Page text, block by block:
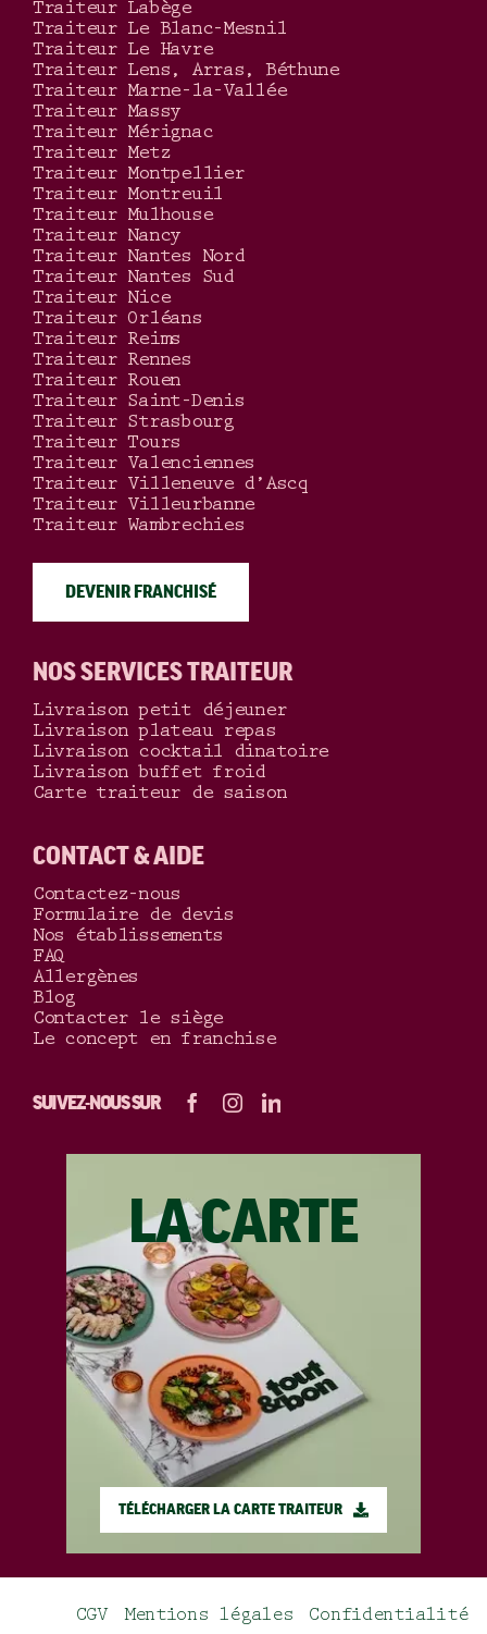
LA CARTE
TÉLÉCHARGER LA CARTE TRAITEUR
Traiteur Labège
Traiteur Le Blanc-Mesnil
Traiteur Le Havre
Traiteur Lens, Arras, Béthune
Traiteur Marne-la-Vallée
Traiteur Massy
Traiteur Mérignac
Traiteur Metz
Traiteur Montpellier
Traiteur Montreuil
Traiteur Mulhouse
Traiteur Nancy
Traiteur Nantes Nord
Traiteur Nantes Sud
Traiteur Nice
Traiteur Orléans
Traiteur Reims
Traiteur Rennes
Traiteur Rouen
Traiteur Saint-Denis
Traiteur Strasbourg
Traiteur Tours
Traiteur Valenciennes
Traiteur Villeneuve d’Ascq
Traiteur Villeurbanne
Traiteur Wambrechies
DEVENIR FRANCHISÉ
NOS SERVICES TRAITEUR
Livraison petit déjeuner
Livraison plateau repas
Livraison cocktail dinatoire
Livraison buffet froid
Carte traiteur de saison
CONTACT & AIDE
Contactez-nous
Formulaire de devis
Nos établissements
FAQ
Allergènes
Blog
Contacter le siège
Le concept en franchise
SUIVEZ-NOUS SUR
CGV Mentions légales Confidentialité